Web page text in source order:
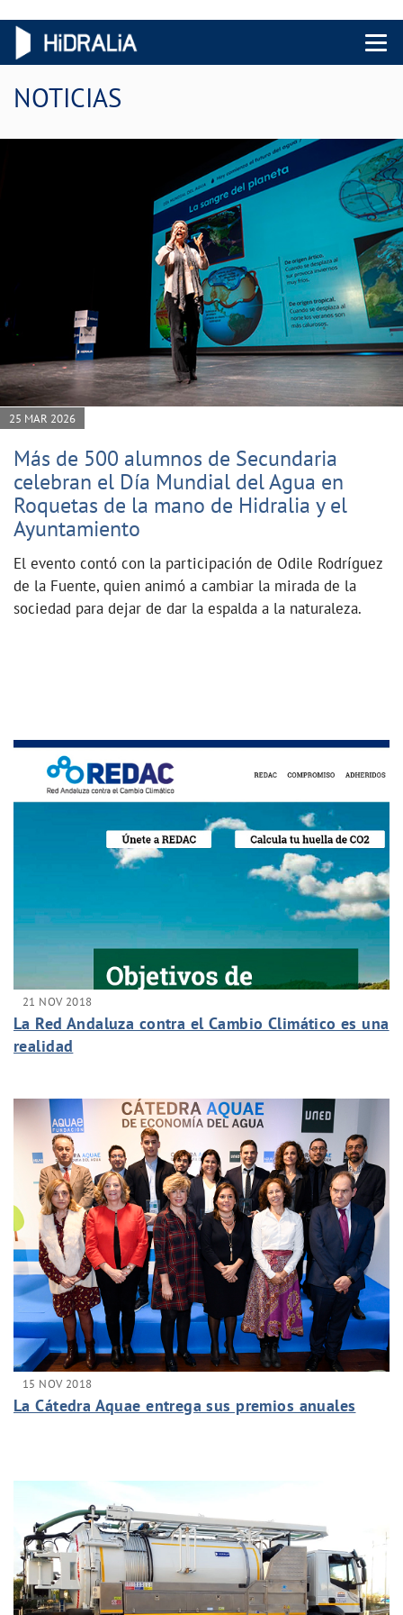
Menu
NOTICIAS
25 MAR 2026
Más de 500 alumnos de Secundaria
celebran el Día Mundial del Agua en
Roquetas de la mano de Hidralia y el
Ayuntamiento
El evento contó con la participación de Odile Rodríguez
de la Fuente, quien animó a cambiar la mirada de la
sociedad para dejar de dar la espalda a la naturaleza.
21 NOV 2018
La Red Andaluza contra el Cambio Climático es una
realidad
15 NOV 2018
La Cátedra Aquae entrega sus premios anuales